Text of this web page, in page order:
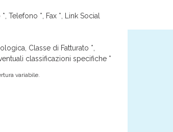
Telefono *, Fax *, Link Social
Classe di Fatturato *,
classificazioni specifiche *
variabile.